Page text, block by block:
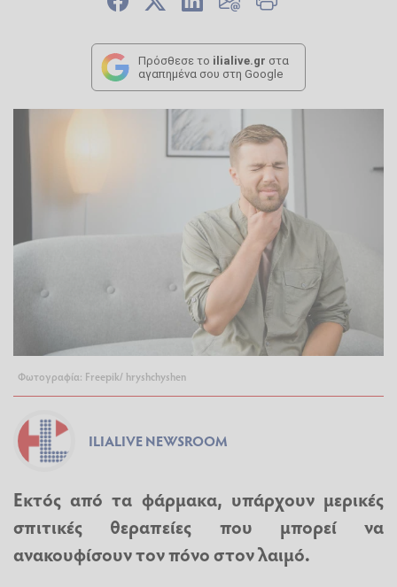
Πρόσθεσε το ilialive.gr στα
αγαπημένα σου στη Google
Φωτογραφία: Freepik/ hryshchyshen
ILIALIVE NEWSROOM
Εκτός από τα φάρμακα, υπάρχουν μερικές
σπιτικές θεραπείες που μπορεί να
ανακουφίσουν τον πόνο στον λαιμό.